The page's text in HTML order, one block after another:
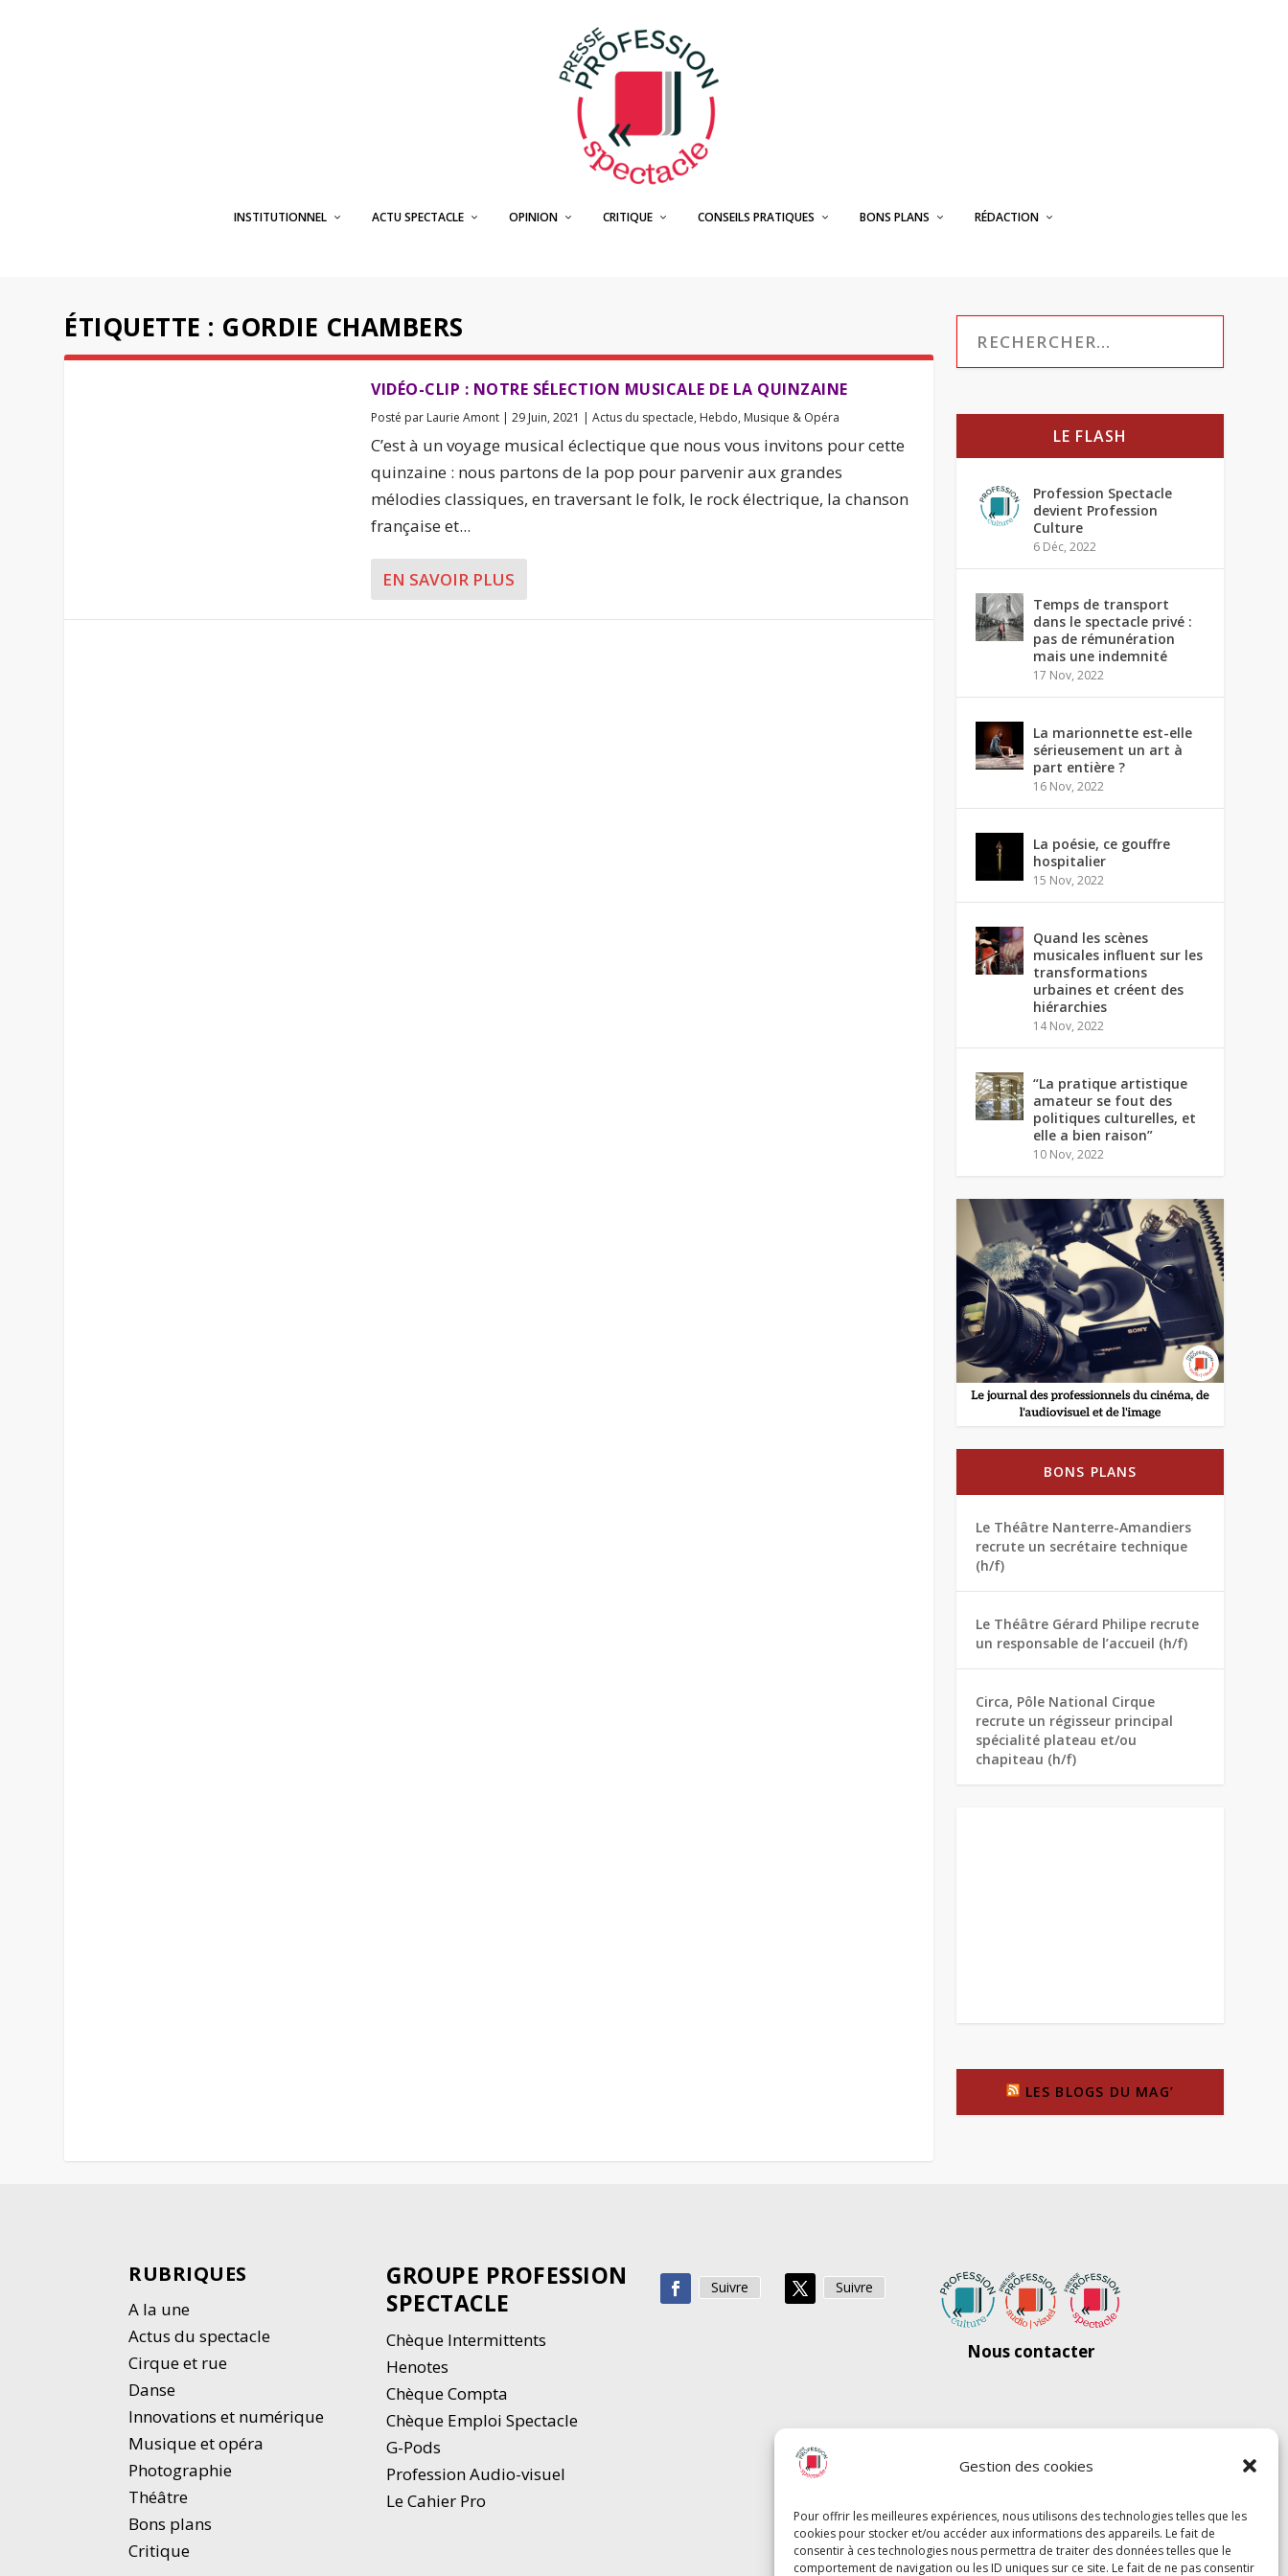
Gestion des cookies
Pour offrir les meilleures expériences, nous utilisons des technologies telles que les
cookies pour stocker et/ou accéder aux informations des appareils. Le fait de
consentir à ces technologies nous permettra de traiter des données telles que le
comportement de navigation ou les ID uniques sur ce site. Le fait de ne pas consentir
INSTITUTIONNEL ACTU SPECTACLE OPINION CRITIQUE CONSEILS PRATIQUES BONS PLANS RÉDACTION
ÉTIQUETTE : GORDIE CHAMBERS
VIDÉO-CLIP : NOTRE SÉLECTION MUSICALE DE LA QUINZAINE
Posté par Laurie Amont |29 Juin, 2021 |Actus du spectacle, Hebdo, Musique & Opéra
C’est à un voyage musical éclectique que nous vous invitons pour cette
quinzaine : nous partons de la pop pour parvenir aux grandes
mélodies classiques, en traversant le folk, le rock électrique, la chanson
française et...
EN SAVOIR PLUS
LE FLASH
Profession Spectacle
devient Profession
Culture
6 Déc, 2022
Temps de transport
dans le spectacle privé :
pas de rémunération
mais une indemnité
17 Nov, 2022
La marionnette est-elle
sérieusement un art à
part entière ?
16 Nov, 2022
La poésie, ce gouffre
hospitalier
15 Nov, 2022
Quand les scènes
musicales influent sur les
transformations
urbaines et créent des
hiérarchies
14 Nov, 2022
“La pratique artistique
amateur se fout des
politiques culturelles, et
elle a bien raison”
10 Nov, 2022
BONS PLANS
Le Théâtre Nanterre-Amandiers
recrute un secrétaire technique
(h/f)
Le Théâtre Gérard Philipe recrute
un responsable de l’accueil (h/f)
Circa, Pôle National Cirque
recrute un régisseur principal
spécialité plateau et/ou
chapiteau (h/f)
LES BLOGS DU MAG’
RUBRIQUES
A la une
Actus du spectacle
Cirque et rue
Danse
Innovations et numérique
Musique et opéra
Photographie
Théâtre
Bons plans
Critique
GROUPE PROFESSION
SPECTACLE
Chèque Intermittents
Henotes
Chèque Compta
Chèque Emploi Spectacle
G-Pods
Profession Audio-visuel
Le Cahier Pro
Suivre Suivre
Nous contacter